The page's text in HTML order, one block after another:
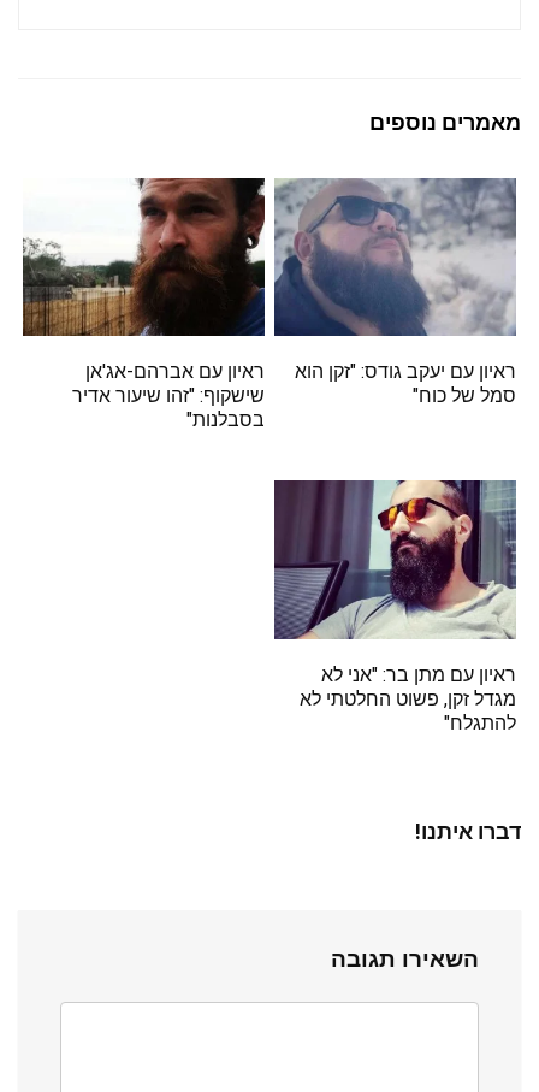
מאמרים נוספים
ראיון עם יעקב גודס: "זקן הוא
סמל של כוח"
ראיון עם אברהם-אג'אן
שישקוף: "זהו שיעור אדיר
בסבלנות"
ראיון עם מתן בר: "אני לא
מגדל זקן, פשוט החלטתי לא
להתגלח"
דברו איתנו!
השאירו תגובה